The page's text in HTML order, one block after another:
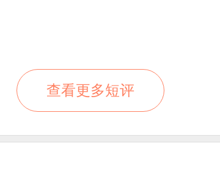
查看更多短评